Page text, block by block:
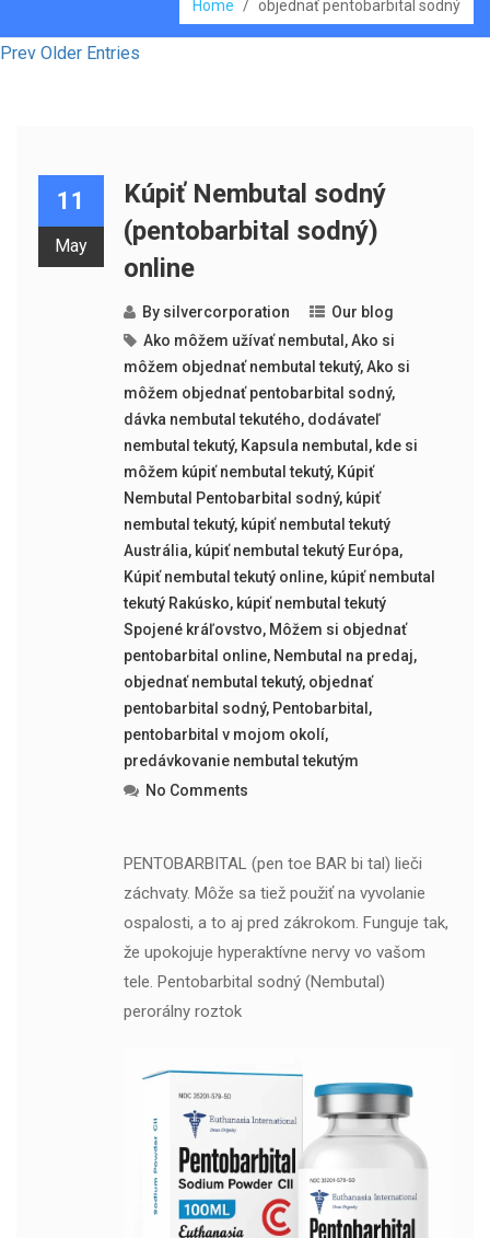
Home / objednať pentobarbital sodný
Prev Older Entries
11
May
Kúpiť Nembutal sodný
(pentobarbital sodný)
online
By silvercorporation
Our blog
Ako môžem užívať nembutal ,Ako si
môžem objednať nembutal tekutý,Ako si
môžem objednať pentobarbital sodný,
dávka nembutal tekutého, dodávateľ
nembutal tekutý, Kapsula nembutal , kde si
môžem kúpiť nembutal tekutý, Kúpiť
Nembutal Pentobarbital sodný, kúpiť
nembutal tekutý, kúpiť nembutal tekutý
Austrália, kúpiť nembutal tekutý Európa,
Kúpiť nembutal tekutý online, kúpiť nembutal
tekutý Rakúsko, kúpiť nembutal tekutý
Spojené kráľovstvo, Môžem si objednať
pentobarbital online, Nembutal na predaj,
objednať nembutal tekutý, objednať
pentobarbital sodný, Pentobarbital ,
pentobarbital v mojom okolí,
predávkovanie nembutal tekutým
No Comments
PENTOBARBITAL (pen toe BAR bi tal) lieči
záchvaty. Môže sa tiež použiť na vyvolanie
ospalosti, a to aj pred zákrokom. Funguje tak,
že upokojuje hyperaktívne nervy vo vašom
tele. Pentobarbital sodný (Nembutal)
perorálny roztok